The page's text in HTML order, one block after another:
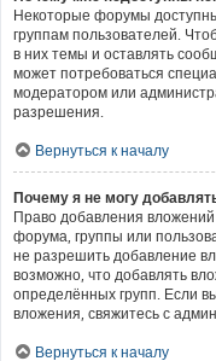
Некоторые форумы
группам пользователей.
в них темы и оставлять
может потребоваться
модератором или
разрешения.
Вернуться к началу
Почему я не могу
Право добавления
форума, группы или
не разрешить добавление
возможно, что добавлять
определённых групп. Если
вложения, свяжитесь с
Вернуться к началу